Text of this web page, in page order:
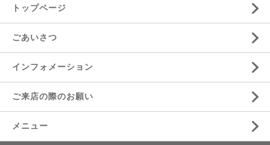
トップページ
ごあいさつ
インフォメーション
ご来店の際のお願い
メニュー